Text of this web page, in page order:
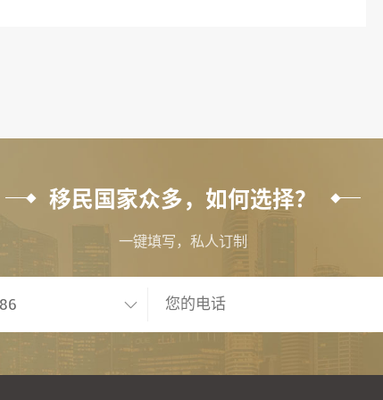
移民国家众多，如何选择？
一键填写，私人订制